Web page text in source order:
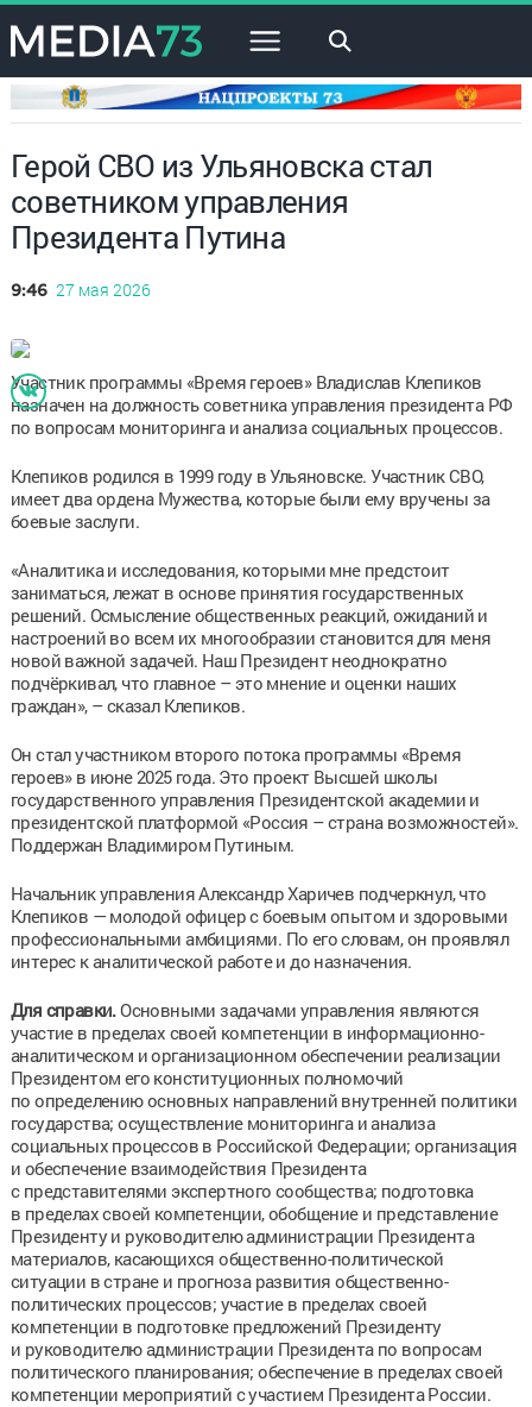
×
Герой СВО из Ульяновска стал
советником управления
Президента Путина
9:46 27 мая 2026
Участник программы «Время героев» Владислав Клепиков
назначен на должность советника управления президента РФ
по вопросам мониторинга и анализа социальных процессов.
Клепиков родился в 1999 году в Ульяновске. Участник СВО,
имеет два ордена Мужества, которые были ему вручены за
боевые заслуги.
«Аналитика и исследования, которыми мне предстоит
заниматься, лежат в основе принятия государственных
решений. Осмысление общественных реакций, ожиданий и
настроений во всем их многообразии становится для меня
новой важной задачей. Наш Президент неоднократно
подчёркивал, что главное – это мнение и оценки наших
граждан», – сказал Клепиков.
Он стал участником второго потока программы «Время
героев» в июне 2025 года. Это проект Высшей школы
государственного управления Президентской академии и
президентской платформой «Россия – страна возможностей».
Поддержан Владимиром Путиным.
Начальник управления Александр Харичев подчеркнул, что
Клепиков — молодой офицер с боевым опытом и здоровыми
профессиональными амбициями. По его словам, он проявлял
интерес к аналитической работе и до назначения.
Для справки.Основными задачами управления являются
участие в пределах своей компетенции в информационно-
аналитическом и организационном обеспечении реализации
Президентом его конституционных полномочий
по определению основных направлений внутренней политики
государства; осуществление мониторинга и анализа
социальных процессов в Российской Федерации; организация
и обеспечение взаимодействия Президента
с представителями экспертного сообщества; подготовка
в пределах своей компетенции, обобщение и представление
Президенту и руководителю администрации Президента
материалов, касающихся общественно-политической
ситуации в стране и прогноза развития общественно-
политических процессов; участие в пределах своей
компетенции в подготовке предложений Президенту
и руководителю администрации Президента по вопросам
политического планирования; обеспечение в пределах своей
компетенции мероприятий с участием Президента России.